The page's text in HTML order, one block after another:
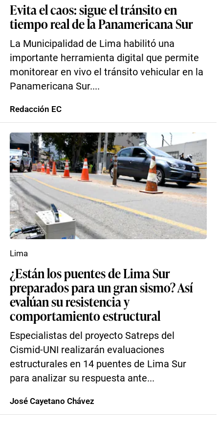
Evita el caos: sigue el tránsito en
tiempo real de la Panamericana Sur
La Municipalidad de Lima habilitó una
importante herramienta digital que permite
monitorear en vivo el tránsito vehicular en la
Panamericana Sur....
Redacción EC
¿Están los puentes de Lima Sur
preparados para un gran sismo? Así
evalúan su resistencia y
comportamiento estructural
Especialistas del proyecto Satreps del
Cismid-UNI realizarán evaluaciones
estructurales en 14 puentes de Lima Sur
para analizar su respuesta ante...
Lima
José Cayetano Chávez